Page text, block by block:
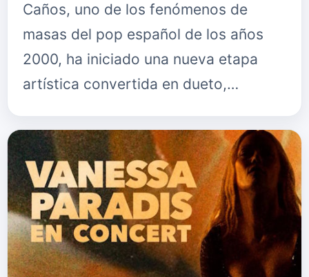
Caños, uno de los fenómenos de
masas del pop español de los años
2000, ha iniciado una nueva etapa
artística convertida en dueto,
Tras más de 20 años sin publicar
mate…